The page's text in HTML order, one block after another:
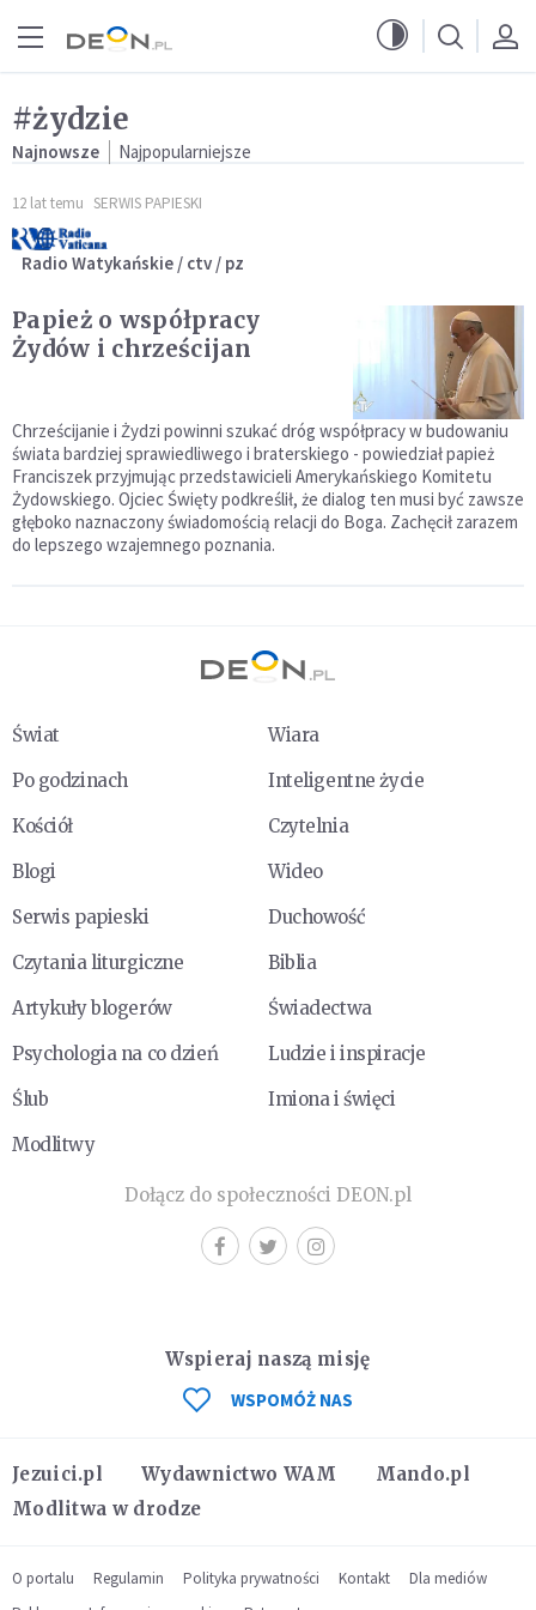
#żydzie
Najnowsze Najpopularniejsze
12 lat temu SERWIS PAPIESKI
Radio Watykańskie / ctv / pz
Papież o współpracy
Żydów i chrześcijan
Chrześcijanie i Żydzi powinni szukać dróg współpracy w budowaniu
świata bardziej sprawiedliwego i braterskiego - powiedział papież
Franciszek przyjmując przedstawicieli Amerykańskiego Komitetu
Żydowskiego. Ojciec Święty podkreślił, że dialog ten musi być zawsze
głęboko naznaczony świadomością relacji do Boga. Zachęcił zarazem
do lepszego wzajemnego poznania.
Świat
Wiara
Po godzinach
Inteligentne życie
Kościół
Czytelnia
Blogi
Wideo
Serwis papieski
Duchowość
Czytania liturgiczne
Biblia
Artykuły blogerów
Świadectwa
Psychologia na co dzień
Ludzie i inspiracje
Ślub
Imiona i święci
Modlitwy
Dołącz do społeczności DEON.pl
Jezuici.pl Wydawnictwo WAM
Mando.pl
Modlitwa w drodze
Wspieraj naszą misję
WSPOMÓŻ NAS
O portalu Regulamin Polityka prywatności Kontakt
Dla mediów